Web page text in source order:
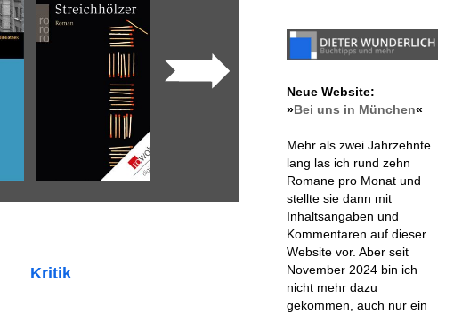
Kritik
Neue Website:
»Bei uns in München«
Mehr als zwei Jahrzehnte
lang las ich rund zehn
Romane pro Monat und
stellte sie dann mit
Inhaltsangaben und
Kommentaren auf dieser
Website vor. Aber seit
November 2024 bin ich
nicht mehr dazu
gekommen, auch nur ein